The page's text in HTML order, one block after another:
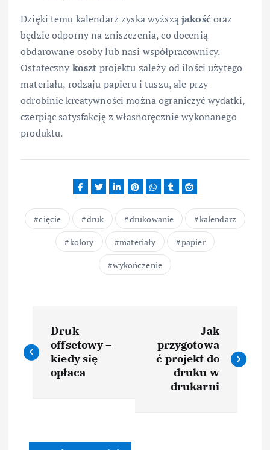
Dzięki temu kalendarz zyska wyższąjakość oraz
będzie odporny na zniszczenia, co docenią
obdarowane osoby lub nasi współpracownicy.
Ostateczny koszt projektu zależy od ilości użytego
materiału, rodzaju papieru i tuszu, ale przy
odrobinie kreatywności można ograniczyć wydatki,
czerpiąc satysfakcję z własnoręcznie wykonanego
produktu.
cięcie druk drukowanie
kalendarz
kolory
materiały
papier
wykończenie
a
g
Druk
offsetowy –
kiedy się
opłaca
Jak
przygotowa
ć projekt do
druku w
drukarni